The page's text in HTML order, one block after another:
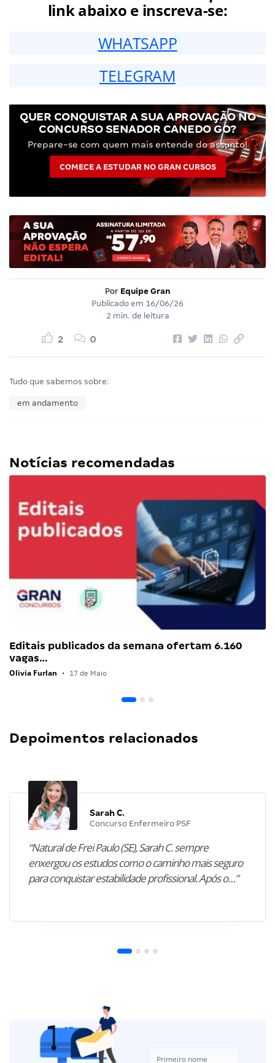
link abaixo e inscreva-se:
WHATSAPP
TELEGRAM
QUER CONQUISTAR A SUA APROVAÇÃO NO
CONCURSO SENADOR CANEDO GO?
Prepare-se com quem mais entende do assunto!
COMECE A ESTUDAR NO GRAN CURSOS
Por Equipe Gran
Publicado em 16/06/26
2 min. de leitura
2 0
Tudo que sabemos sobre:
em andamento
Notícias recomendadas
Editais publicados da semana ofertam 6.160
vagas…
Olivia Furlan • 17 de Maio
Depoimentos relacionados
Sarah C.
Concurso Enfermeiro PSF
“Natural de Frei Paulo (SE), Sarah C. sempre
enxergou os estudos como o caminho mais seguro
para conquistar estabilidade profissional. Após o…”